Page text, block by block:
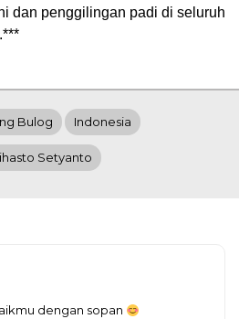
dan penggilingan padi di seluruh
Bulog Indonesia
Setyanto
dengan sopan